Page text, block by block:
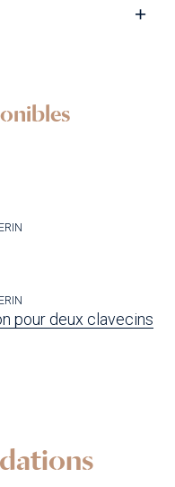
pour deux clavecins